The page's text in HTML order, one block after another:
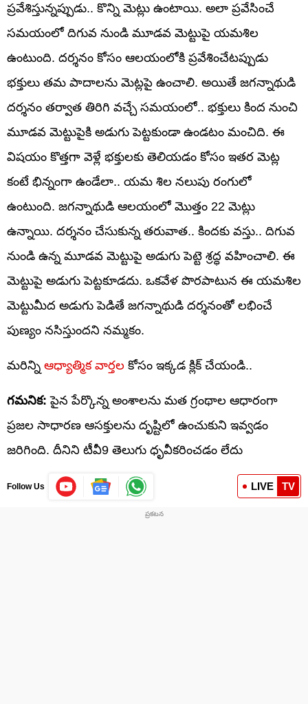
ప్రవేశిస్తున్నప్పుడు.. కొన్ని మెట్లు ఉంటాయి. అలా ప్రవేసించే
సమయంలో దిగువ నుండి మూడవ మెట్టుపై యమశిల
ఉంటుంది. దర్శనం కోసం ఆలయంలోకి ప్రవేశించేటప్పుడు
భక్తులు తమ పాదాలను మెట్లపై ఉంచాలి. అయితే జగన్నాథుడి
దర్శనం తర్వాత తిరిగి వచ్చే సమయంలో.. భక్తులు కింద నుంచి
మూడవ మెట్టుపైకి అడుగు పెట్టకుండా ఉండటం మంచిది. ఈ
విషయం కొత్తగా వెళ్లే భక్తులకు తెలియడం కోసం ఇతర మెట్ల
కంటే భిన్నంగా ఉండేలా.. యమ శిల నలుపు రంగులో
ఉంటుంది. జగన్నాథుడి ఆలయంలో మొత్తం 22 మెట్లు
ఉన్నాయి. దర్శనం చేసుకున్న తరువాత.. కిందకు వస్తు.. దిగువ
నుండి ఉన్న మూడవ మెట్టుపై అడుగు పెట్టె శ్రద్ధ వహించాలి. ఈ
మెట్టుపై అడుగు పెట్టకూడదు. ఒకవేళ పొరపాటున ఈ యమశిల
మెట్టుమీద అడుగు పెడితే జగన్నాథుడి దర్శనంతో లభించే
పుణ్యం నసిస్తుందని నమ్మకం.
మరిన్ని ఆధ్యాత్మిక వార్తల కోసం ఇక్కడ క్లిక్ చేయండి..
గమనిక: పైన పేర్కొన్న అంశాలను మత గ్రంథాల ఆధారంగా
ప్రజల సాధారణ ఆసక్తులను దృష్టిలో ఉంచుకుని ఇవ్వడం
జరిగింది. దీనిని టీవీ9 తెలుగు ధృవీకరించడం లేదు
Follow Us LIVE TV